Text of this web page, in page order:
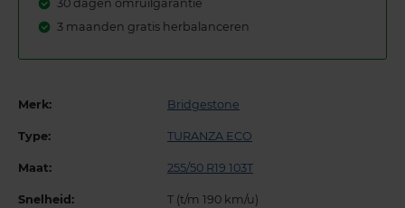
30 dagen omruilgarantie
3 maanden gratis herbalanceren
Merk: Bridgestone
Type: TURANZA ECO
Maat: 255/50 R19 103T
Snelheid: T (t/m 190 km/u)